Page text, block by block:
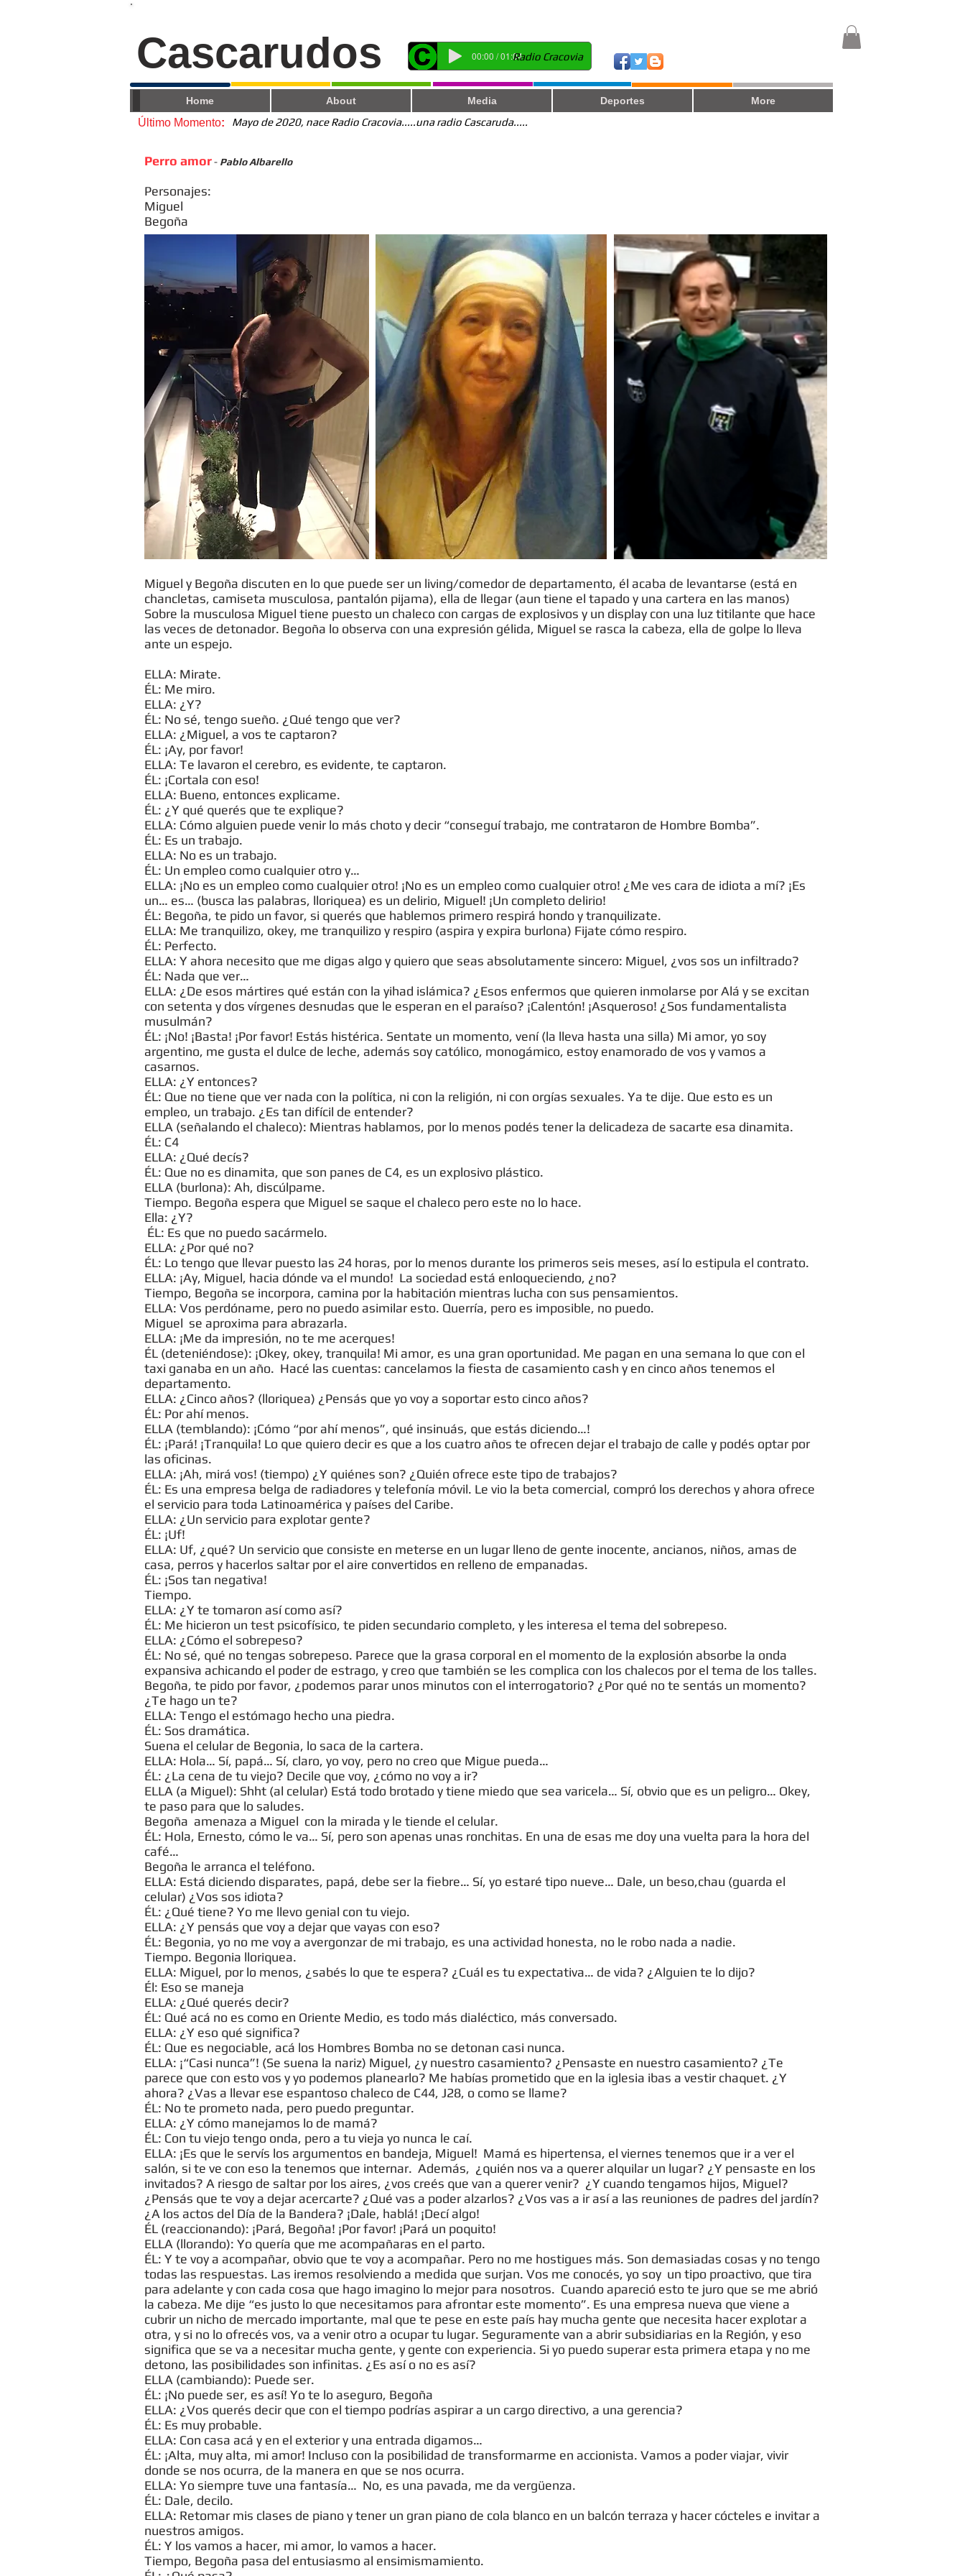
Cascarudos 00:00 / 01:04Radio Cracovia
Home About Media Deportes More
Último Momento: Mayo de 2020, nace Radio Cracovia.....una radio Cascaruda.....
Perro amor- Pablo Albarello
Personajes:
Miguel
Begoña
Miguel y Begoña discuten en lo que puede ser un living/comedor de departamento, él acaba de levantarse (está en
chancletas, camiseta musculosa, pantalón pijama), ella de llegar (aun tiene el tapado y una cartera en las manos)
Sobre la musculosa Miguel tiene puesto un chaleco con cargas de explosivos y un display con una luz titilante que hace
las veces de detonador. Begoña lo observa con una expresión gélida, Miguel se rasca la cabeza, ella de golpe lo lleva
ante un espejo.
ELLA: Mirate.
ÉL: Me miro.
ELLA: ¿Y?
ÉL: No sé, tengo sueño. ¿Qué tengo que ver?
ELLA: ¿Miguel, a vos te captaron?
ÉL: ¡Ay, por favor!
ELLA: Te lavaron el cerebro, es evidente, te captaron.
ÉL: ¡Cortala con eso!
ELLA: Bueno, entonces explicame.
ÉL: ¿Y qué querés que te explique?
ELLA: Cómo alguien puede venir lo más choto y decir “conseguí trabajo, me contrataron de Hombre Bomba”.
ÉL: Es un trabajo.
ELLA: No es un trabajo.
ÉL: Un empleo como cualquier otro y…
ELLA: ¡No es un empleo como cualquier otro! ¡No es un empleo como cualquier otro! ¿Me ves cara de idiota a mí? ¡Es
un… es… (busca las palabras, lloriquea) es un delirio, Miguel! ¡Un completo delirio!
ÉL: Begoña, te pido un favor, si querés que hablemos primero respirá hondo y tranquilizate.
ELLA: Me tranquilizo, okey, me tranquilizo y respiro (aspira y expira burlona) Fijate cómo respiro.
ÉL: Perfecto.
ELLA: Y ahora necesito que me digas algo y quiero que seas absolutamente sincero: Miguel, ¿vos sos un infiltrado?
ÉL: Nada que ver…
ELLA: ¿De esos mártires qué están con la yihad islámica? ¿Esos enfermos que quieren inmolarse por Alá y se excitan
con setenta y dos vírgenes desnudas que le esperan en el paraíso? ¡Calentón! ¡Asqueroso! ¿Sos fundamentalista
musulmán?
ÉL: ¡No! ¡Basta! ¡Por favor! Estás histérica. Sentate un momento, vení (la lleva hasta una silla) Mi amor, yo soy
argentino, me gusta el dulce de leche, además soy católico, monogámico, estoy enamorado de vos y vamos a
casarnos.
ELLA: ¿Y entonces?
ÉL: Que no tiene que ver nada con la política, ni con la religión, ni con orgías sexuales. Ya te dije. Que esto es un
empleo, un trabajo. ¿Es tan difícil de entender?
ELLA (señalando el chaleco): Mientras hablamos, por lo menos podés tener la delicadeza de sacarte esa dinamita.
ÉL: C4
ELLA: ¿Qué decís?
ÉL: Que no es dinamita, que son panes de C4, es un explosivo plástico.
ELLA (burlona): Ah, discúlpame.
Tiempo. Begoña espera que Miguel se saque el chaleco pero este no lo hace.
Ella: ¿Y?
ÉL: Es que no puedo sacármelo.
ELLA: ¿Por qué no?
ÉL: Lo tengo que llevar puesto las 24 horas, por lo menos durante los primeros seis meses, así lo estipula el contrato.
ELLA: ¡Ay, Miguel, hacia dónde va el mundo! La sociedad está enloqueciendo, ¿no?
Tiempo, Begoña se incorpora, camina por la habitación mientras lucha con sus pensamientos.
ELLA: Vos perdóname, pero no puedo asimilar esto. Querría, pero es imposible, no puedo.
Miguel se aproxima para abrazarla.
ELLA: ¡Me da impresión, no te me acerques!
ÉL (deteniéndose): ¡Okey, okey, tranquila! Mi amor, es una gran oportunidad. Me pagan en una semana lo que con el
taxi ganaba en un año. Hacé las cuentas: cancelamos la fiesta de casamiento cash y en cinco años tenemos el
departamento.
ELLA: ¿Cinco años? (lloriquea) ¿Pensás que yo voy a soportar esto cinco años?
ÉL: Por ahí menos.
ELLA (temblando): ¡Cómo “por ahí menos”, qué insinuás, que estás diciendo…!
ÉL: ¡Pará! ¡Tranquila! Lo que quiero decir es que a los cuatro años te ofrecen dejar el trabajo de calle y podés optar por
las oficinas.
ELLA: ¡Ah, mirá vos! (tiempo) ¿Y quiénes son? ¿Quién ofrece este tipo de trabajos?
ÉL: Es una empresa belga de radiadores y telefonía móvil. Le vio la beta comercial, compró los derechos y ahora ofrece
el servicio para toda Latinoamérica y países del Caribe.
ELLA: ¿Un servicio para explotar gente?
ÉL: ¡Uf!
ELLA: Uf, ¿qué? Un servicio que consiste en meterse en un lugar lleno de gente inocente, ancianos, niños, amas de
casa, perros y hacerlos saltar por el aire convertidos en relleno de empanadas.
ÉL: ¡Sos tan negativa!
Tiempo.
ELLA: ¿Y te tomaron así como así?
ÉL: Me hicieron un test psicofísico, te piden secundario completo, y les interesa el tema del sobrepeso.
ELLA: ¿Cómo el sobrepeso?
ÉL: No sé, qué no tengas sobrepeso. Parece que la grasa corporal en el momento de la explosión absorbe la onda
expansiva achicando el poder de estrago, y creo que también se les complica con los chalecos por el tema de los talles.
Begoña, te pido por favor, ¿podemos parar unos minutos con el interrogatorio? ¿Por qué no te sentás un momento?
¿Te hago un te?
ELLA: Tengo el estómago hecho una piedra.
ÉL: Sos dramática.
Suena el celular de Begonia, lo saca de la cartera.
ELLA: Hola… Sí, papá… Sí, claro, yo voy, pero no creo que Migue pueda…
ÉL: ¿La cena de tu viejo? Decile que voy, ¿cómo no voy a ir?
ELLA (a Miguel): Shht (al celular) Está todo brotado y tiene miedo que sea varicela… Sí, obvio que es un peligro… Okey,
te paso para que lo saludes.
Begoña amenaza a Miguel con la mirada y le tiende el celular.
ÉL: Hola, Ernesto, cómo le va… Sí, pero son apenas unas ronchitas. En una de esas me doy una vuelta para la hora del
café…
Begoña le arranca el teléfono.
ELLA: Está diciendo disparates, papá, debe ser la fiebre… Sí, yo estaré tipo nueve… Dale, un beso,chau (guarda el
celular) ¿Vos sos idiota?
ÉL: ¿Qué tiene? Yo me llevo genial con tu viejo.
ELLA: ¿Y pensás que voy a dejar que vayas con eso?
ÉL: Begonia, yo no me voy a avergonzar de mi trabajo, es una actividad honesta, no le robo nada a nadie.
Tiempo. Begonia lloriquea.
ELLA: Miguel, por lo menos, ¿sabés lo que te espera? ¿Cuál es tu expectativa… de vida? ¿Alguien te lo dijo?
Él: Eso se maneja
ELLA: ¿Qué querés decir?
ÉL: Qué acá no es como en Oriente Medio, es todo más dialéctico, más conversado.
ELLA: ¿Y eso qué significa?
ÉL: Que es negociable, acá los Hombres Bomba no se detonan casi nunca.
ELLA: ¡“Casi nunca”! (Se suena la nariz) Miguel, ¿y nuestro casamiento? ¿Pensaste en nuestro casamiento? ¿Te
parece que con esto vos y yo podemos planearlo? Me habías prometido que en la iglesia ibas a vestir chaquet. ¿Y
ahora? ¿Vas a llevar ese espantoso chaleco de C44, J28, o como se llame?
ÉL: No te prometo nada, pero puedo preguntar.
ELLA: ¿Y cómo manejamos lo de mamá?
ÉL: Con tu viejo tengo onda, pero a tu vieja yo nunca le caí.
ELLA: ¡Es que le servís los argumentos en bandeja, Miguel! Mamá es hipertensa, el viernes tenemos que ir a ver el
salón, si te ve con eso la tenemos que internar. Además, ¿quién nos va a querer alquilar un lugar? ¿Y pensaste en los
invitados? A riesgo de saltar por los aires, ¿vos creés que van a querer venir? ¿Y cuando tengamos hijos, Miguel?
¿Pensás que te voy a dejar acercarte? ¿Qué vas a poder alzarlos? ¿Vos vas a ir así a las reuniones de padres del jardín?
¿A los actos del Día de la Bandera? ¡Dale, hablá! ¡Decí algo!
ÉL (reaccionando): ¡Pará, Begoña! ¡Por favor! ¡Pará un poquito!
ELLA (llorando): Yo quería que me acompañaras en el parto.
ÉL: Y te voy a acompañar, obvio que te voy a acompañar. Pero no me hostigues más. Son demasiadas cosas y no tengo
todas las respuestas. Las iremos resolviendo a medida que surjan. Vos me conocés, yo soy un tipo proactivo, que tira
para adelante y con cada cosa que hago imagino lo mejor para nosotros. Cuando apareció esto te juro que se me abrió
la cabeza. Me dije “es justo lo que necesitamos para afrontar este momento”. Es una empresa nueva que viene a
cubrir un nicho de mercado importante, mal que te pese en este país hay mucha gente que necesita hacer explotar a
otra, y si no lo ofrecés vos, va a venir otro a ocupar tu lugar. Seguramente van a abrir subsidiarias en la Región, y eso
significa que se va a necesitar mucha gente, y gente con experiencia. Si yo puedo superar esta primera etapa y no me
detono, las posibilidades son infinitas. ¿Es así o no es así?
ELLA (cambiando): Puede ser.
ÉL: ¡No puede ser, es así! Yo te lo aseguro, Begoña
ELLA: ¿Vos querés decir que con el tiempo podrías aspirar a un cargo directivo, a una gerencia?
ÉL: Es muy probable.
ELLA: Con casa acá y en el exterior y una entrada digamos…
ÉL: ¡Alta, muy alta, mi amor! Incluso con la posibilidad de transformarme en accionista. Vamos a poder viajar, vivir
donde se nos ocurra, de la manera en que se nos ocurra.
ELLA: Yo siempre tuve una fantasía… No, es una pavada, me da vergüenza.
ÉL: Dale, decilo.
ELLA: Retomar mis clases de piano y tener un gran piano de cola blanco en un balcón terraza y hacer cócteles e invitar a
nuestros amigos.
ÉL: Y los vamos a hacer, mi amor, lo vamos a hacer.
Tiempo, Begoña pasa del entusiasmo al ensimismamiento.